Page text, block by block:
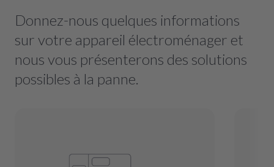
Donnez-nous quelques informations
sur votre appareil électroménager et
nous vous présenterons des solutions
possibles à la panne.